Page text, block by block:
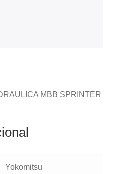
MBB SPRINTER
Yokomitsu